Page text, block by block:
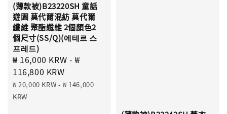
(薄款被)B23220SH 童話
遊園 莫代爾混紡 莫代爾
纖維 聚酯纖維 2個顏色2
個尺寸(SS/Q)(에테르 스
프레드)
Sale
price
₩ 16,000 KRW -₩
116,800 KRW
Regular
price
₩ 20,000 KRW-₩ 146,000
KRW